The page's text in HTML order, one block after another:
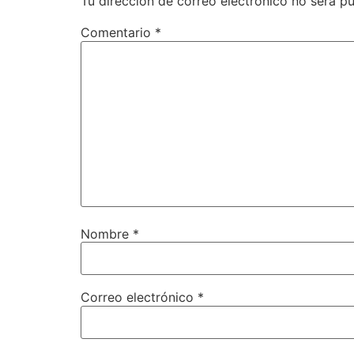
Comentario *
Nombre *
Correo electrónico *